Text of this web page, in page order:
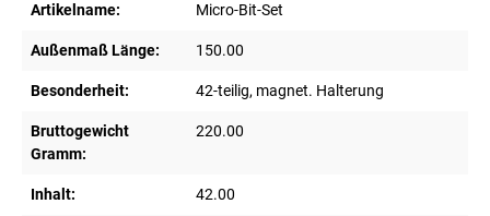
Artikelname: Micro-Bit-Set
Außenmaß Länge: 150.00
Besonderheit: 42-teilig, magnet. Halterung
Bruttogewicht
Gramm:
220.00
Inhalt: 42.00